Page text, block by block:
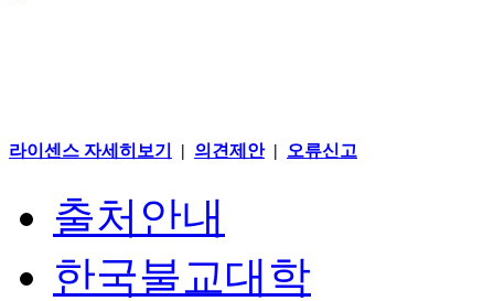
라이센스 자세히보기 | 의견제안| 오류신고
출처안내
한국불교대학